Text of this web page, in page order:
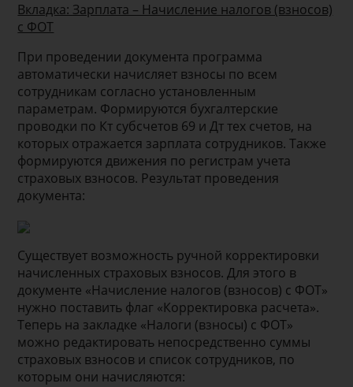
Вкладка: Зарплата – Начисление налогов (взносов)
с ФОТ
При проведении документа программа
автоматически начисляет взносы по всем
сотрудникам согласно установленным
параметрам. Формируются бухгалтерские
проводки по Кт субсчетов 69 и Дт тех счетов, на
которых отражается зарплата сотрудников. Также
формируются движения по регистрам учета
страховых взносов. Результат проведения
документа:
Существует возможность ручной корректировки
начисленных страховых взносов. Для этого в
документе «Начисление налогов (взносов) с ФОТ»
нужно поставить флаг «Корректировка расчета».
Теперь на закладке «Налоги (взносы) с ФОТ»
можно редактировать непосредственно суммы
страховых взносов и список сотрудников, по
которым они начисляются: